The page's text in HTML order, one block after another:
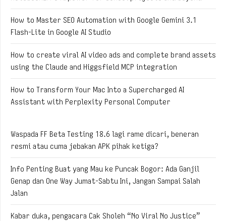
How to Master SEO Automation with Google Gemini 3.1
Flash-Lite in Google AI Studio
How to create viral AI video ads and complete brand assets
using the Claude and Higgsfield MCP integration
How to Transform Your Mac Into a Supercharged AI
Assistant with Perplexity Personal Computer
Waspada FF Beta Testing 18.6 lagi rame dicari, beneran
resmi atau cuma jebakan APK pihak ketiga?
Info Penting Buat yang Mau ke Puncak Bogor: Ada Ganjil
Genap dan One Way Jumat-Sabtu Ini, Jangan Sampai Salah
Jalan
Kabar duka, pengacara Cak Sholeh “No Viral No Justice”